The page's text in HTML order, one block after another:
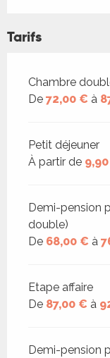
Tarifs
Tarifs 2026
Chambre
De 72,00 € à
Petit déjeuner
À partir de
Demi-pension
double)
De 68,00 € à
Etape affaire
De 87,00 € à
Demi-pension